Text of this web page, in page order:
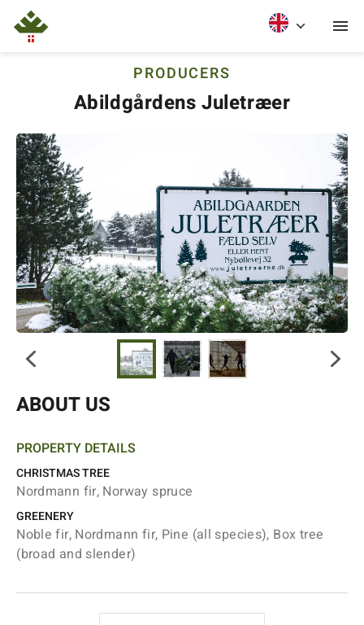
PRODUCERS
Abildgårdens Juletræer
ABOUT US
PROPERTY DETAILS
CHRISTMAS TREE
Nordmann fir, Norway spruce
GREENERY
Noble fir, Nordmann fir, Pine (all species), Box tree
(broad and slender)